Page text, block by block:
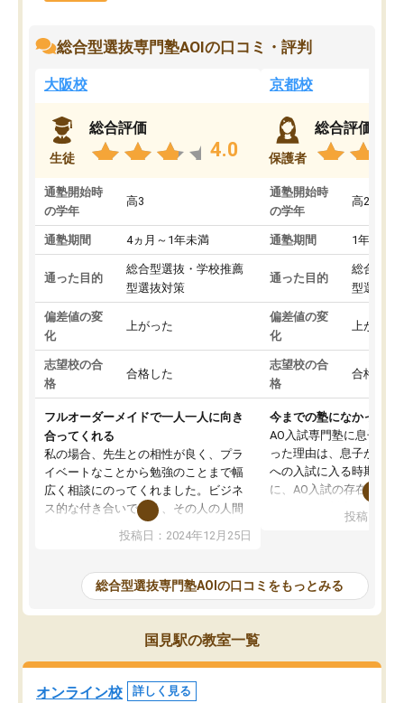
総合型選抜専門塾AOIの口コミ・評判
大阪校
生徒
総合評価
4.0
通塾開始時
の学年
高3
通塾期間 4ヵ月～1年未満
通った目的
総合型選抜・学校推薦
型選抜対策
偏差値の変
化
上がった
志望校の合
格
合格した
フルオーダーメイドで一人一人に向き
合ってくれる
私の場合、先生との相性が良く、プラ
イベートなことから勉強のことまで幅
広く相談にのってくれました。ビジネ
ス的な付き合いでなく、その人の人間
性までを適切に把握し、むきあってい
るなぁと強く感じることできました。
と相談すると、他の先生も紹介してく
ださり、客観的なアドバイスもいただ
くことができました（志望理由・自己
PR等の添削において）。そして、なに
より自習室が解放されている点がよか
ったです。友達と好きな時間に自習
し、お互いを高めあえる環境がありま
投稿日：2024年12月25日
京都校
保護者
総合評価
通塾開始時
の学年
高2
通塾期間 1年以上
通った目的
総合型選
型選抜対
偏差値の変
化
上がった
志望校の合
格
合格した
今までの塾になかった
AO入試専門塾に息子を
った理由は、息子が高校
への入試に入る時期に差
に、AO入試の存在を息
たことから、AOIに入塾
で、AO入試を改めて知
それに対しての具体的な
ことでした。更に子供の
けてらっしゃいますので
投稿日：
総合型選抜専門塾AOIの口コミをもっとみる
国見駅の教室一覧
オンライン校 詳しく見る